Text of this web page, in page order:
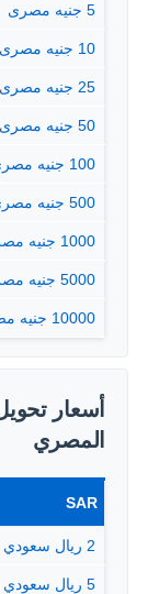
5 جنيه مصرى
10 جنيه مصرى
25 جنيه مصرى
50 جنيه مصرى
100 جنيه مصرى
500 جنيه مصرى
1000 جنيه مصرى
5000 جنيه مصرى
10000 جنيه مصرى
أسعار
المصري
SAR
2 ريال سعودي
5 ريال سعودي